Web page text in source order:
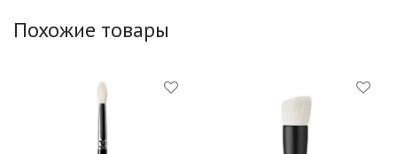
Похожие товары